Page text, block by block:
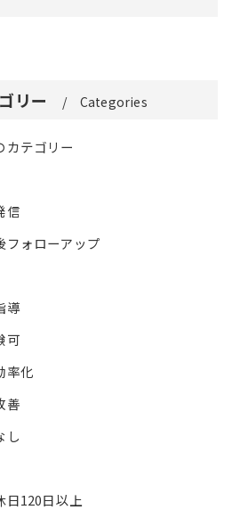
リー Categories
カテゴリー
信
フォローアップ
導
可
率化
善
し
日120日以上